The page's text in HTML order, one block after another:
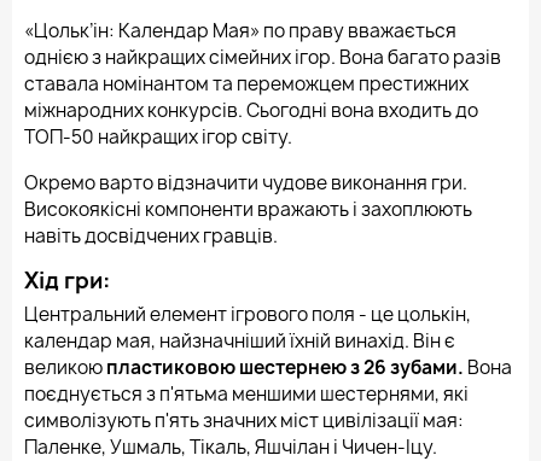
«Цольк’ін: Календар Мая» по праву вважається
однією з найкращих сімейних ігор. Вона багато разів
ставала номінантом та переможцем престижних
міжнародних конкурсів. Сьогодні вона входить до
ТОП-50 найкращих ігор світу.
Окремо варто відзначити чудове виконання гри.
Високоякісні компоненти вражають і захоплюють
навіть досвідчених гравців.
Хід гри:
Центральний елемент ігрового поля - це цолькін,
календар мая, найзначніший їхній винахід. Він є
великоюпластиковою шестернею з 26 зубами. Вона
поєднується з п'ятьма меншими шестернями, які
символізують п'ять значних міст цивілізації мая:
Паленке, Ушмаль, Тікаль, Яшчілан і Чичен-Іцу.